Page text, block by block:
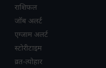
राशिफल
जॉब अलर्ट
एग्जाम अलर्ट
स्टोरीटाइम
व्रत-त्योहार